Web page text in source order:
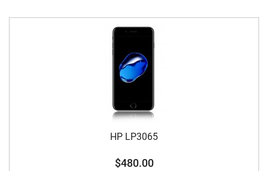
HP LP3065
$480.00